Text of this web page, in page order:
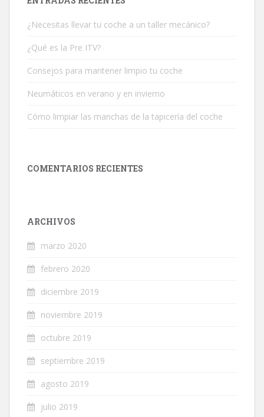
¿Necesitas llevar tu coche a un taller mecánico?
¿Qué es la Pre ITV?
Consejos para mantener limpio tu coche
Neumáticos en verano y en invierno
Cómo limpiar las manchas de la tapicería del coche
COMENTARIOS RECIENTES
ARCHIVOS
marzo 2020
febrero 2020
diciembre 2019
noviembre 2019
octubre 2019
septiembre 2019
agosto 2019
julio 2019